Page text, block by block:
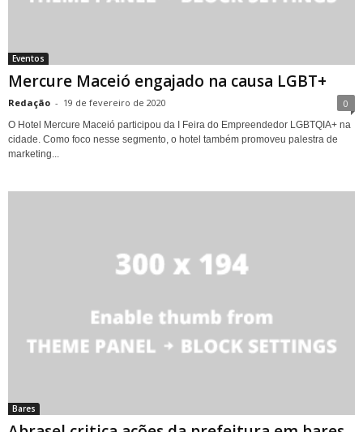
Eventos
Mercure Maceió engajado na causa LGBT+
Redação - 19 de fevereiro de 2020 0
O Hotel Mercure Maceió participou da I Feira do Empreendedor LGBTQIA+ na
cidade. Como foco nesse segmento, o hotel também promoveu palestra de
marketing...
Bares